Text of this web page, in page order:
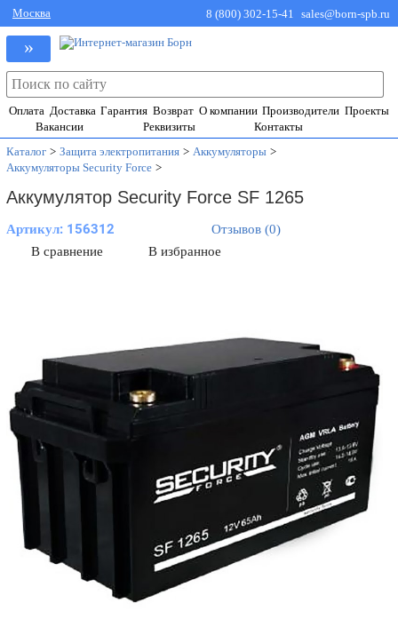
Москва 8 (800) 302-15-41 sales@born-spb.ru
»
Оплата Доставка Гарантия Возврат О компании Производители Проекты
Вакансии
Реквизиты
Контакты
Каталог > Защита электропитания > Аккумуляторы >
Аккумуляторы Security Force >
Аккумулятор Security Force SF 1265
Артикул: 156312
Отзывов (0)
В сравнение
В избранное